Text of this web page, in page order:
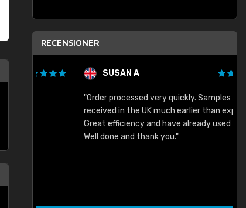
RECENSIONER
SUSAN A
"Order processed very quickly. Samples
received in the UK much earlier than expected.
Great efficiency and have already used again.
Well done and thank you."